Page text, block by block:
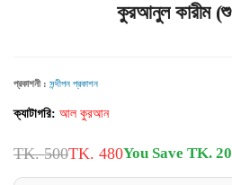
কুরআনুল কারীম
প্রকাশনী : সন্দীপন প্রকাশন
ক্যাটাগরি: আল কুরআন
TK. 500TK. 480You Save TK.